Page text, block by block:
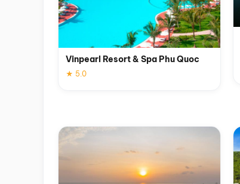
Vinpearl Resort & Spa Phu Quoc
★ 5.0